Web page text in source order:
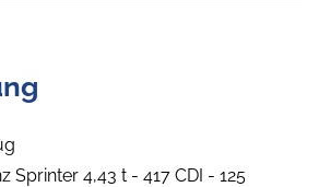
Sprinter 4,43 t - 417 CDI - 125